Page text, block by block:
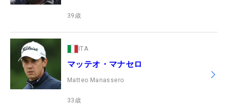
39 歳
ITA
マッテオ・マナセロ
Matteo Manassero
33 歳